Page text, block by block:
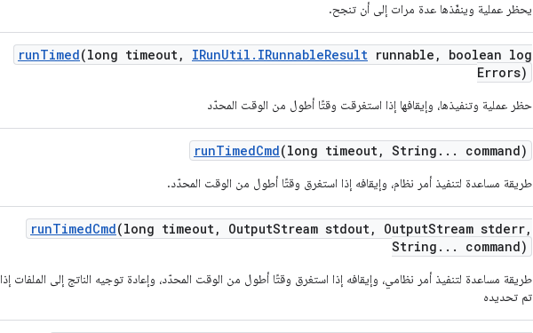
يحظر عملية وينفّذها عدة مرات إلى أن تنجح.
runTimed(long timeout, IRunUtil . IRunnableResult runnable ,
boolean log
Errors)
حظر عملية وتنفيذها، وإيقافها إذا استغرقت وقتًا أطول من الوقت المحدّد
runTimedCmd(long timeout, String . . . command)
طريقة مساعدة لتنفيذ أمر نظام، وإيقافه إذا استغرق وقتًا أطول من الوقت المحدّد.
runTimedCmd(long timeout, OutputStream stdout, OutputStream stderr,
String . . . command)
طريقة مساعدة لتنفيذ أمر نظامي، وإيقافه إذا استغرق وقتًا أطول من الوقت المحدّد، وإعادة توجيه الناتج إلى الملفات إذا
تم تحديده